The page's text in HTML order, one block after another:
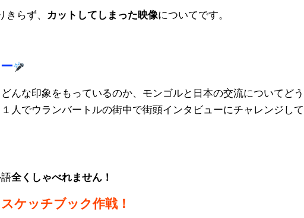
らず、 カットしてしまった映像についてです。
んな印象をもっているのか、モンゴルと日本の交流についてどう
人でウランバートルの街中で街頭インタビューにチャレンジして
全くしゃべれません！
スケッチブック作戦！